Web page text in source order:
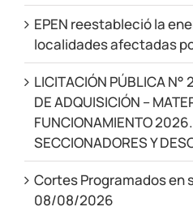
EPEN reestableció la
localidades afectadas
LICITACIÓN PÚBLICA
DE ADQUISICIÓN –
FUNCIONAMIENTO
SECCIONADORES Y
Cortes Programados en
08/08/2026